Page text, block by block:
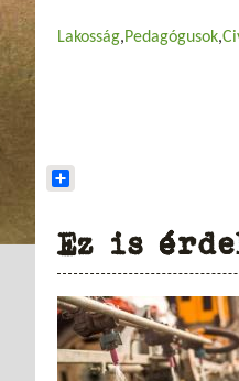
Lakosság Pedagógusok
Ez is